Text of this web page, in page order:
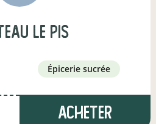
Le Pis
épicerie sucrée
Acheter